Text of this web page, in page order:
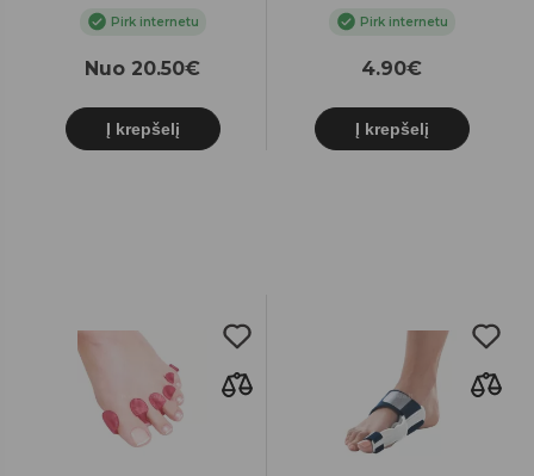
Pirk internetu
Nuo 20.50€
Į krepšelį
Pirk internetu
4.90€
Į krepšelį